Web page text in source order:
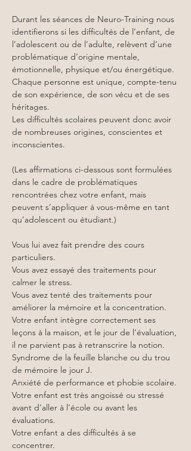
Durant les séances de Neuro-Training nous
identifierons si les difficultés de l’enfant, de
l’adolescent ou de l’adulte, relèvent d’une
problématique d’origine mentale,
émotionnelle, physique et/ou énergétique.
Chaque personne est unique, compte-tenu
de son expérience, de son vécu et de ses
héritages.
Les difficultés scolaires peuvent donc avoir
de nombreuses origines, conscientes et
inconscientes.
(Les affirmations ci-dessous sont formulées
dans le cadre de problématiques
rencontrées chez votre enfant, mais
peuvent s’appliquer à vous-même en tant
qu’adolescent ou étudiant.)
Vous lui avez fait prendre des cours
particuliers.
Vous avez essayé des traitements pour
calmer le stress.
Vous avez tenté des traitements pour
améliorer la mémoire et la concentration.
Votre enfant intègre correctement ses
leçons à la maison, et le jour de l’évaluation,
il ne parvient pas à retranscrire la notion.
Syndrome de la feuille blanche ou du trou
de mémoire le jour J.
Anxiété de performance et phobie scolaire.
Votre enfant est très angoissé ou stressé
avant d’aller à l’école ou avant les
évaluations.
Votre enfant a des difficultés à se
concentrer.